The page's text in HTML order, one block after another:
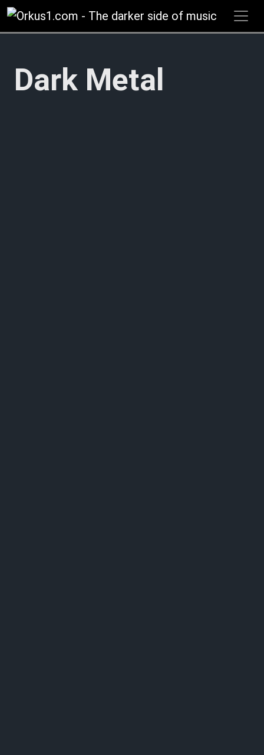
Zum
Inhalt
springen
Dark Metal